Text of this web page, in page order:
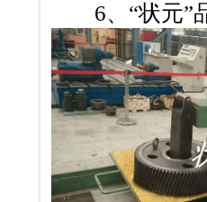
6、“状元”品